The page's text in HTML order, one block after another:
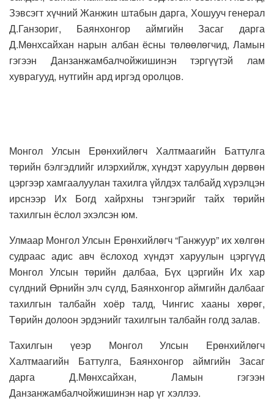
Зэвсэгт хүчний Жанжин штабын дарга, Хошууч генерал
Д.Ганзориг, Баянхонгор аймгийн Засаг дарга
Д.Мөнхсайхан нарын албан ёсны төлөөлөгчид, Ламын
гэгээн Данзанжамбалчойжишинэн тэргүүтэй лам
хуврагууд, нутгийн ард иргэд оролцов.
Монгол Улсын Ерөнхийлөгч Халтмаагийн Баттулга
төрийн бэлгэдлийг илэрхийлж, хүндэт харуулын дөрвөн
цэргээр хамгаалуулан тахилга үйлдэх талбайд хүрэлцэн
ирснээр Их Богд хайрхны тэнгэрийг тайх төрийн
тахилгын ёслол эхэлсэн юм.
Улмаар Монгол Улсын Ерөнхийлөгч “Ганжуур” их хөлгөн
судраас адис авч ёслоход хүндэт харуулын цэргүүд
Монгол Улсын төрийн далбаа, Бүх цэргийн Их хар
сүлдний Өрнийн элч сүлд, Баянхонгор аймгийн далбааг
тахилгын талбайн хоёр талд, Чингис хааны хөрөг,
Төрийн долоон эрдэнийг тахилгын талбайн голд залав.
Тахилгын үеэр Монгол Улсын Ерөнхийлөгч
Халтмаагийн Баттулга, Баянхонгор аймгийн Засаг
дарга Д.Мөнхсайхан, Ламын гэгээн
Данзанжамбалчойжишинэн нар үг хэллээ.